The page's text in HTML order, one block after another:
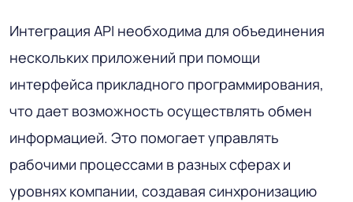
Интеграция API необходима для объединения
нескольких приложений при помощи
интерфейса прикладного программирования,
что дает возможность осуществлять обмен
информацией. Это помогает управлять
рабочими процессами в разных сферах и
уровнях компании, создавая синхронизацию